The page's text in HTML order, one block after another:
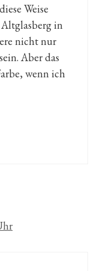
Weise
in
nicht nur
Aber das
wenn ich